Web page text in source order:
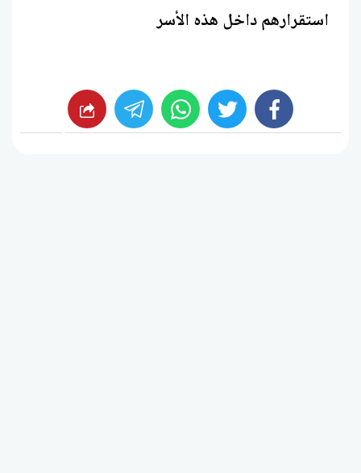
استقرارهم داخل هذه الأسر
facebook
twitter
whats شارك